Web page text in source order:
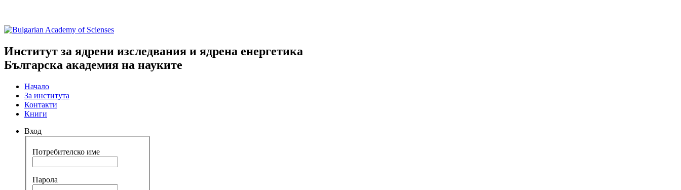
Институт за ядрени изследвания и ядрена енергетика
Българска академия на науките
Начало
За института
Контакти
Книги
Вход
Потребителско име
Парола